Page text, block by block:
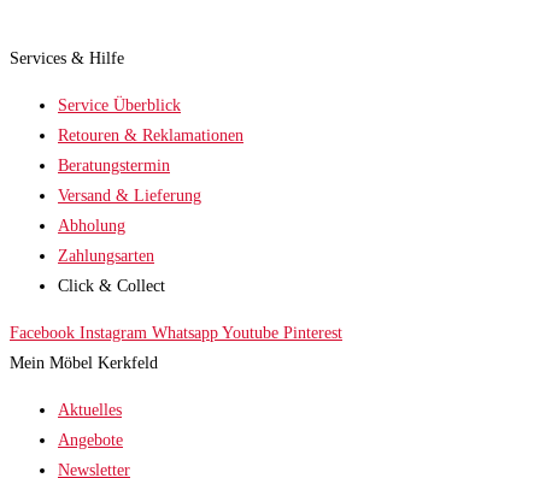
Services & Hilfe
Service Überblick
Retouren & Reklamationen
Beratungstermin
Versand & Lieferung
Abholung
Zahlungsarten
Click & Collect
Facebook Instagram Whatsapp Youtube Pinterest
Mein Möbel Kerkfeld
Aktuelles
Angebote
Newsletter